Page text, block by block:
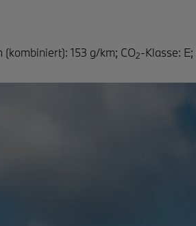
(kombiniert): 153 g/km; CO2-Klasse: E;